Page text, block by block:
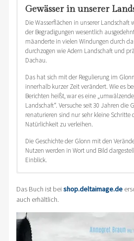
Gewässer in unserer
Die Wasserflächen in unserer Landschaft
der Begradigungen wesentlich
mäanderte in vielen Windungen durch
durchzogen wie Adern Landschaft und
Dachau.
Das hat sich mit der Regulierung im
innerhalb kurzer Zeit verändert. Wie es
Berichten heißt, war es eine
Landschaft“. Versuche seit 30 Jahren die
renaturieren sind nur sehr kleine Schritte
Natürlichkeit zu verleihen.
Die Geschichte der Glonn mit den
Nutzen werden in Wort und Bild
Einblick.
Petershausenim
seit vielen Jahren
BUND Naturschutz in
13.4.2025
Wasserturm; 4. Stock in der
17:00 – 18:00 Uhr
Anschließend Vortrag von
Moos – Es war einmal ein
gerade vonDr. Annegret Braunals
des Dachauer Landes
mit direktem Bezug
Das Buch ist bei shop.deltaimage.de
auch erhältlich.